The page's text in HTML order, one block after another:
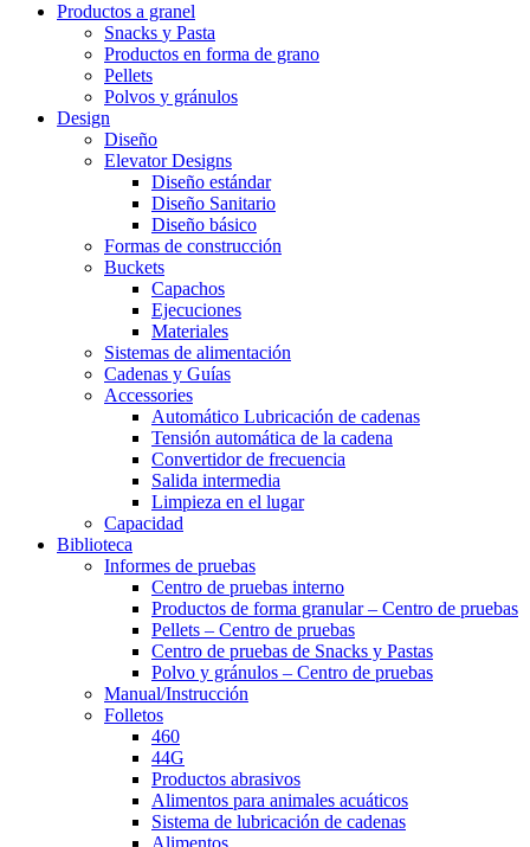
Productos a granel
Snacks y Pasta
Productos en forma de grano
Pellets
Polvos y gránulos
Design
Diseño
Elevator Designs
Diseño estándar
Diseño Sanitario
Diseño básico
Formas de construcción
Buckets
Capachos
Ejecuciones
Materiales
Sistemas de alimentación
Cadenas y Guías
Accessories
Automático Lubricación de cadenas
Tensión automática de la cadena
Convertidor de frecuencia
Salida intermedia
Limpieza en el lugar
Capacidad
Biblioteca
Informes de pruebas
Centro de pruebas interno
Productos de forma granular – Centro de pruebas
Pellets – Centro de pruebas
Centro de pruebas de Snacks y Pastas
Polvo y gránulos – Centro de pruebas
Manual/Instrucción
Folletos
460
44G
Productos abrasivos
Alimentos para animales acuáticos
Sistema de lubricación de cadenas
Alimentos